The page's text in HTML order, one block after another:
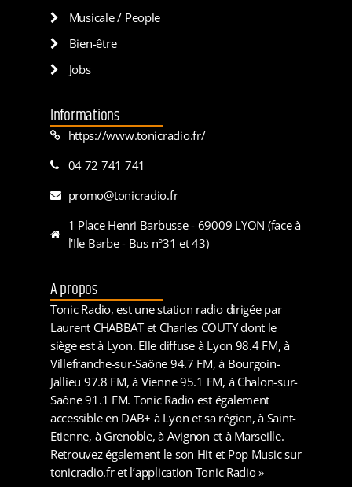
Musicale / People
Bien-être
Jobs
Informations
https://www.tonicradio.fr/
04 72 741 741
promo@tonicradio.fr
1 Place Henri Barbusse - 69009 LYON (face à
l'Ile Barbe - Bus n°31 et 43)
A propos
Tonic Radio, est une station radio dirigée par
Laurent CHABBAT et Charles COUTY dont le
siège est à Lyon. Elle diffuse à Lyon 98.4 FM, à
Villefranche-sur-Saône 94.7 FM, à Bourgoin-
Jallieu 97.8 FM, à Vienne 95.1 FM, à Chalon-sur-
Saône 91.1 FM. Tonic Radio est également
accessible en DAB+ à Lyon et sa région, à Saint-
Etienne, à Grenoble, à Avignon et à Marseille.
Retrouvez également le son Hit et Pop Music sur
tonicradio.fr et l’application Tonic Radio »